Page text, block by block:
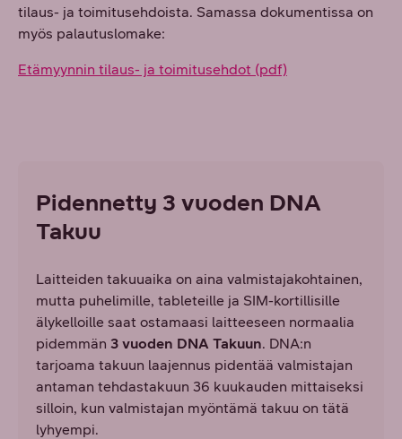
tilaus- ja toimitusehdoista. Samassa dokumentissa on
myös palautuslomake:
Etämyynnin tilaus- ja toimitusehdot (pdf)
Pidennetty 3 vuoden DNA
Takuu
Laitteiden takuuaika on aina valmistajakohtainen,
mutta puhelimille, tableteille ja SIM-kortillisille
älykelloille saat ostamaasi laitteeseen normaalia
pidemmän3 vuoden DNA Takuun. DNA:n
tarjoama takuun laajennus pidentää valmistajan
antaman tehdastakuun 36 kuukauden mittaiseksi
silloin, kun valmistajan myöntämä takuu on tätä
lyhyempi.